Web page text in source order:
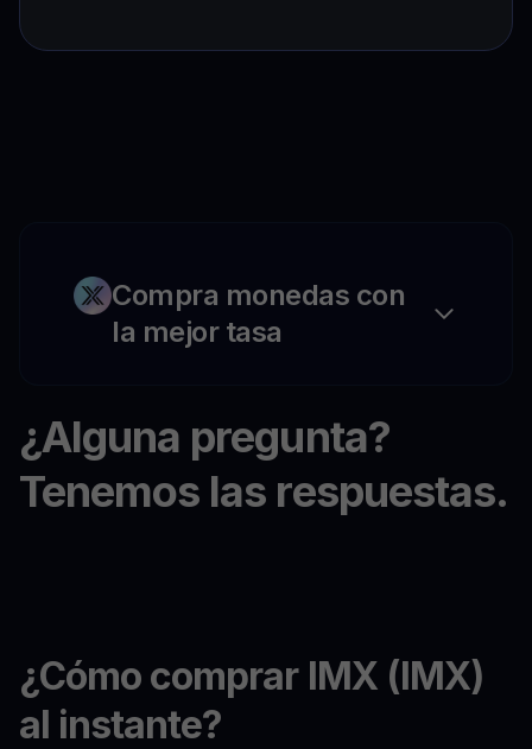
Compra monedas con
la mejor tasa
¿Alguna pregunta?
Tenemos las respuestas.
¿Cómo comprar IMX (IMX)
al instante?